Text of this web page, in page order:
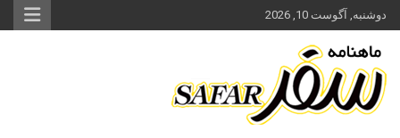
محتوا
بروید
دوشنبه, آگوست 10, 2026